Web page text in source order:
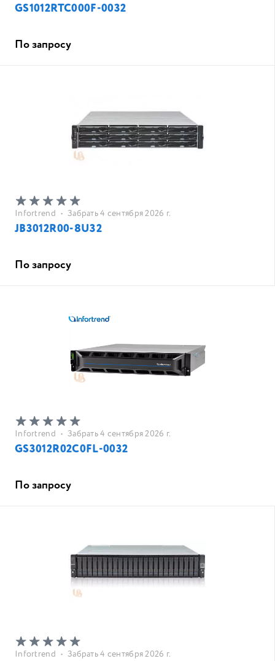
GS1012RTC000F-0032
По запросу
Infortrend • Забрать 4 сентября 2026 г.
JB3012R00-8U32
По запросу
Infortrend • Забрать 4 сентября 2026 г.
GS3012R02C0FL-0032
По запросу
Infortrend • Забрать 4 сентября 2026 г.